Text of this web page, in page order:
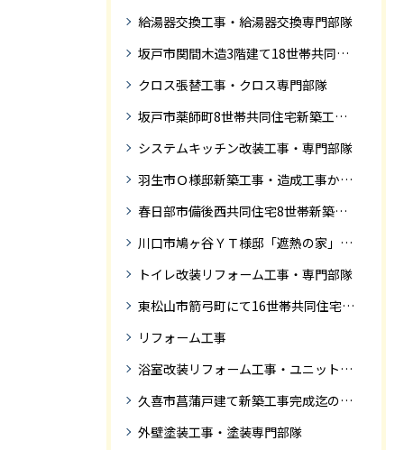
給湯器交換工事・給湯器交換専門部隊
坂戸市関間木造3階建て18世帯共同住宅の完成迄紹介
クロス張替工事・クロス専門部隊
坂戸市薬師町8世帯共同住宅新築工事完成迄の紹介です
システムキッチン改装工事・専門部隊
羽生市Ｏ様邸新築工事・造成工事から住宅完成までの紹介
春日部市備後西共同住宅8世帯新築工事完成迄の紹介です。
川口市鳩ヶ谷ＹＴ様邸「遮熱の家」工事状況
トイレ改装リフォーム工事・専門部隊
東松山市箭弓町にて16世帯共同住宅新築工事完成迄の紹介です。
リフォーム工事
浴室改装リフォーム工事・ユニットバス専門部隊
久喜市菖蒲戸建て新築工事完成迄の紹介
外壁塗装工事・塗装専門部隊